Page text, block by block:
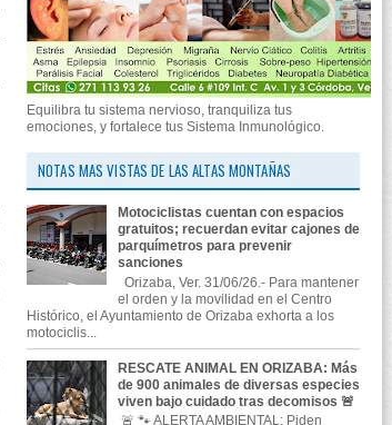
Equilibra tu sistema nervioso, tranquiliza tus
emociones, y fortalece tus Sistema Inmunológico.
NOTAS MAS VISTAS DE LAS ALTAS MONTAÑAS
Motociclistas cuentan con espacios
gratuitos; recuerdan evitar cajones de
parquímetros para prevenir
sanciones
Orizaba, Ver. 31/06/26.- Para mantener
el orden y la movilidad en el Centro
Histórico, el Ayuntamiento de Orizaba exhorta a los
motociclis...
RESCATE ANIMAL EN ORIZABA: Más
de 900 animales de diversas especies
viven bajo cuidado tras decomisos 🚨
🚨 🐾 ALERTA AMBIENTAL: Piden